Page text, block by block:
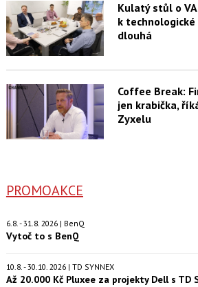
Kulatý stůl o
k technologické
dlouhá
Coffee Break:
jen krabička,
Zyxelu
PROMOAKCE
6.8. - 31.8. 2026 | BenQ
Vytoč to s BenQ
10.8. - 30.10. 2026 | TD SYNNEX
Až 20.000 Kč Pluxee za projekty Dell s TD